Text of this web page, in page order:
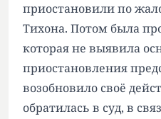
приостановили по
Тихона. Потом была
которая не выявила
приостановления
возобновило своё
обратилась в суд, в